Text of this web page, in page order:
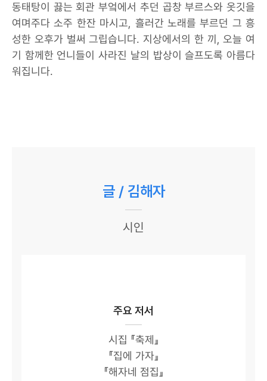
동태탕이 끓는 회관 부엌에서 추던 곱창 부르스와 옷깃을
여며주다 소주 한잔 마시고, 흘러간 노래를 부르던 그 흥
성한 오후가 벌써 그립습니다. 지상에서의 한 끼, 오늘 여
기 함께한 언니들이 사라진 날의 밥상이 슬프도록 아름다
워집니다.
글 / 김해자
시인
주요 저서
시집 『축제』
『집에 가자』
『해자네 점집』